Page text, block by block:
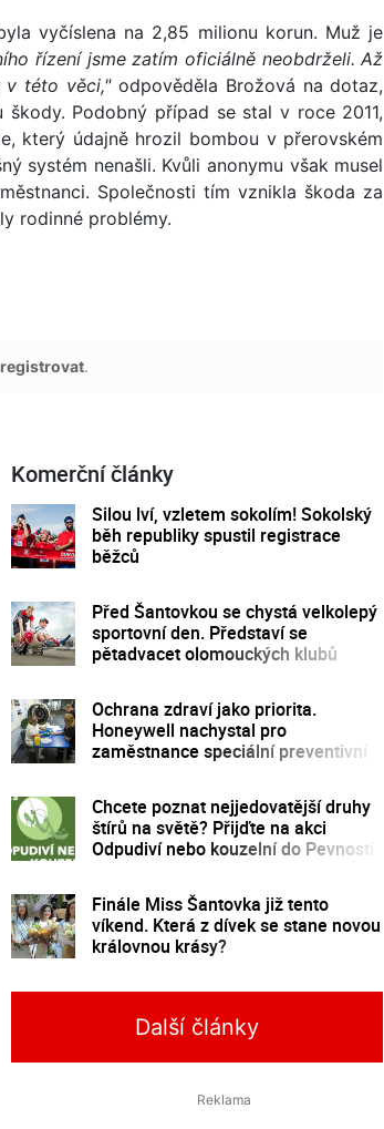
vyčíslena na 2,85 milionu korun. Muž je
řízení jsme zatím oficiálně neobdrželi. Až
v této věci,"odpověděla Brožová na dotaz,
Podobný případ se stal v roce 2011,
který údajně hrozil bombou v přerovském
systém nenašli. Kvůli anonymu však musel
Společnosti tím vznikla škoda za
rodinné problémy.
registrovat.
Komerční články
Silou lví, vzletem sokolím! Sokolský
běh republiky spustil registrace
běžců
Před Šantovkou se chystá velkolepý
sportovní den. Představí se
pětadvacet olomouckých klubů
Ochrana zdraví jako priorita.
Honeywell nachystal pro
zaměstnance speciální preventivní
Chcete poznat nejjedovatější druhy
štírů na světě? Přijďte na akci
Odpudiví nebo kouzelní do Pevnosti
Finále Miss Šantovka již tento
víkend. Která z dívek se stane novou
královnou krásy?
Další články